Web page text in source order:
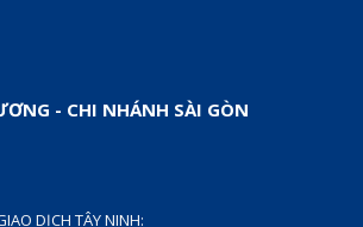
- CHI NHÁNH SÀI GÒN
DỊCH TÂY NINH: